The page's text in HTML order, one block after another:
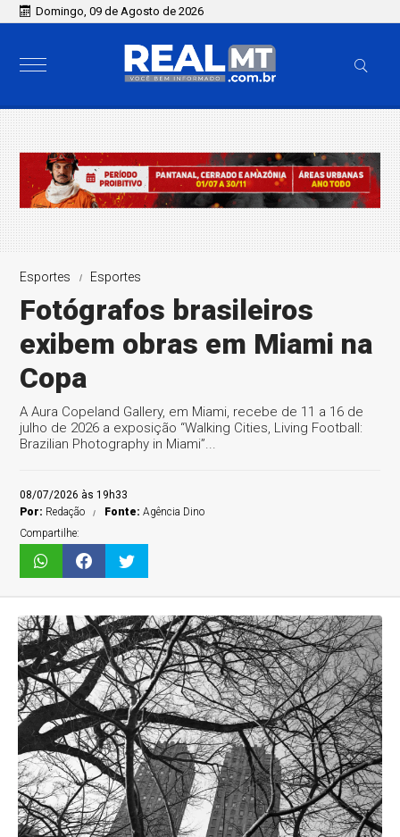
Domingo, 09 de Agosto de 2026
Esportes Esportes
Fotógrafos brasileiros
exibem obras em Miami na
Copa
A Aura Copeland Gallery, em Miami, recebe de 11 a 16 de
julho de 2026 a exposição “Walking Cities, Living Football:
Brazilian Photography in Miami”...
08/07/2026 às 19h33
Por: Redação Fonte:Agência Dino
Compartilhe: